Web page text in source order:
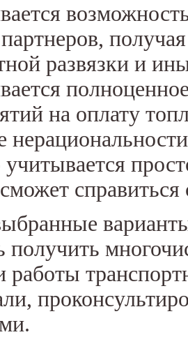
развязки и
на оплату
справиться
получить
работы